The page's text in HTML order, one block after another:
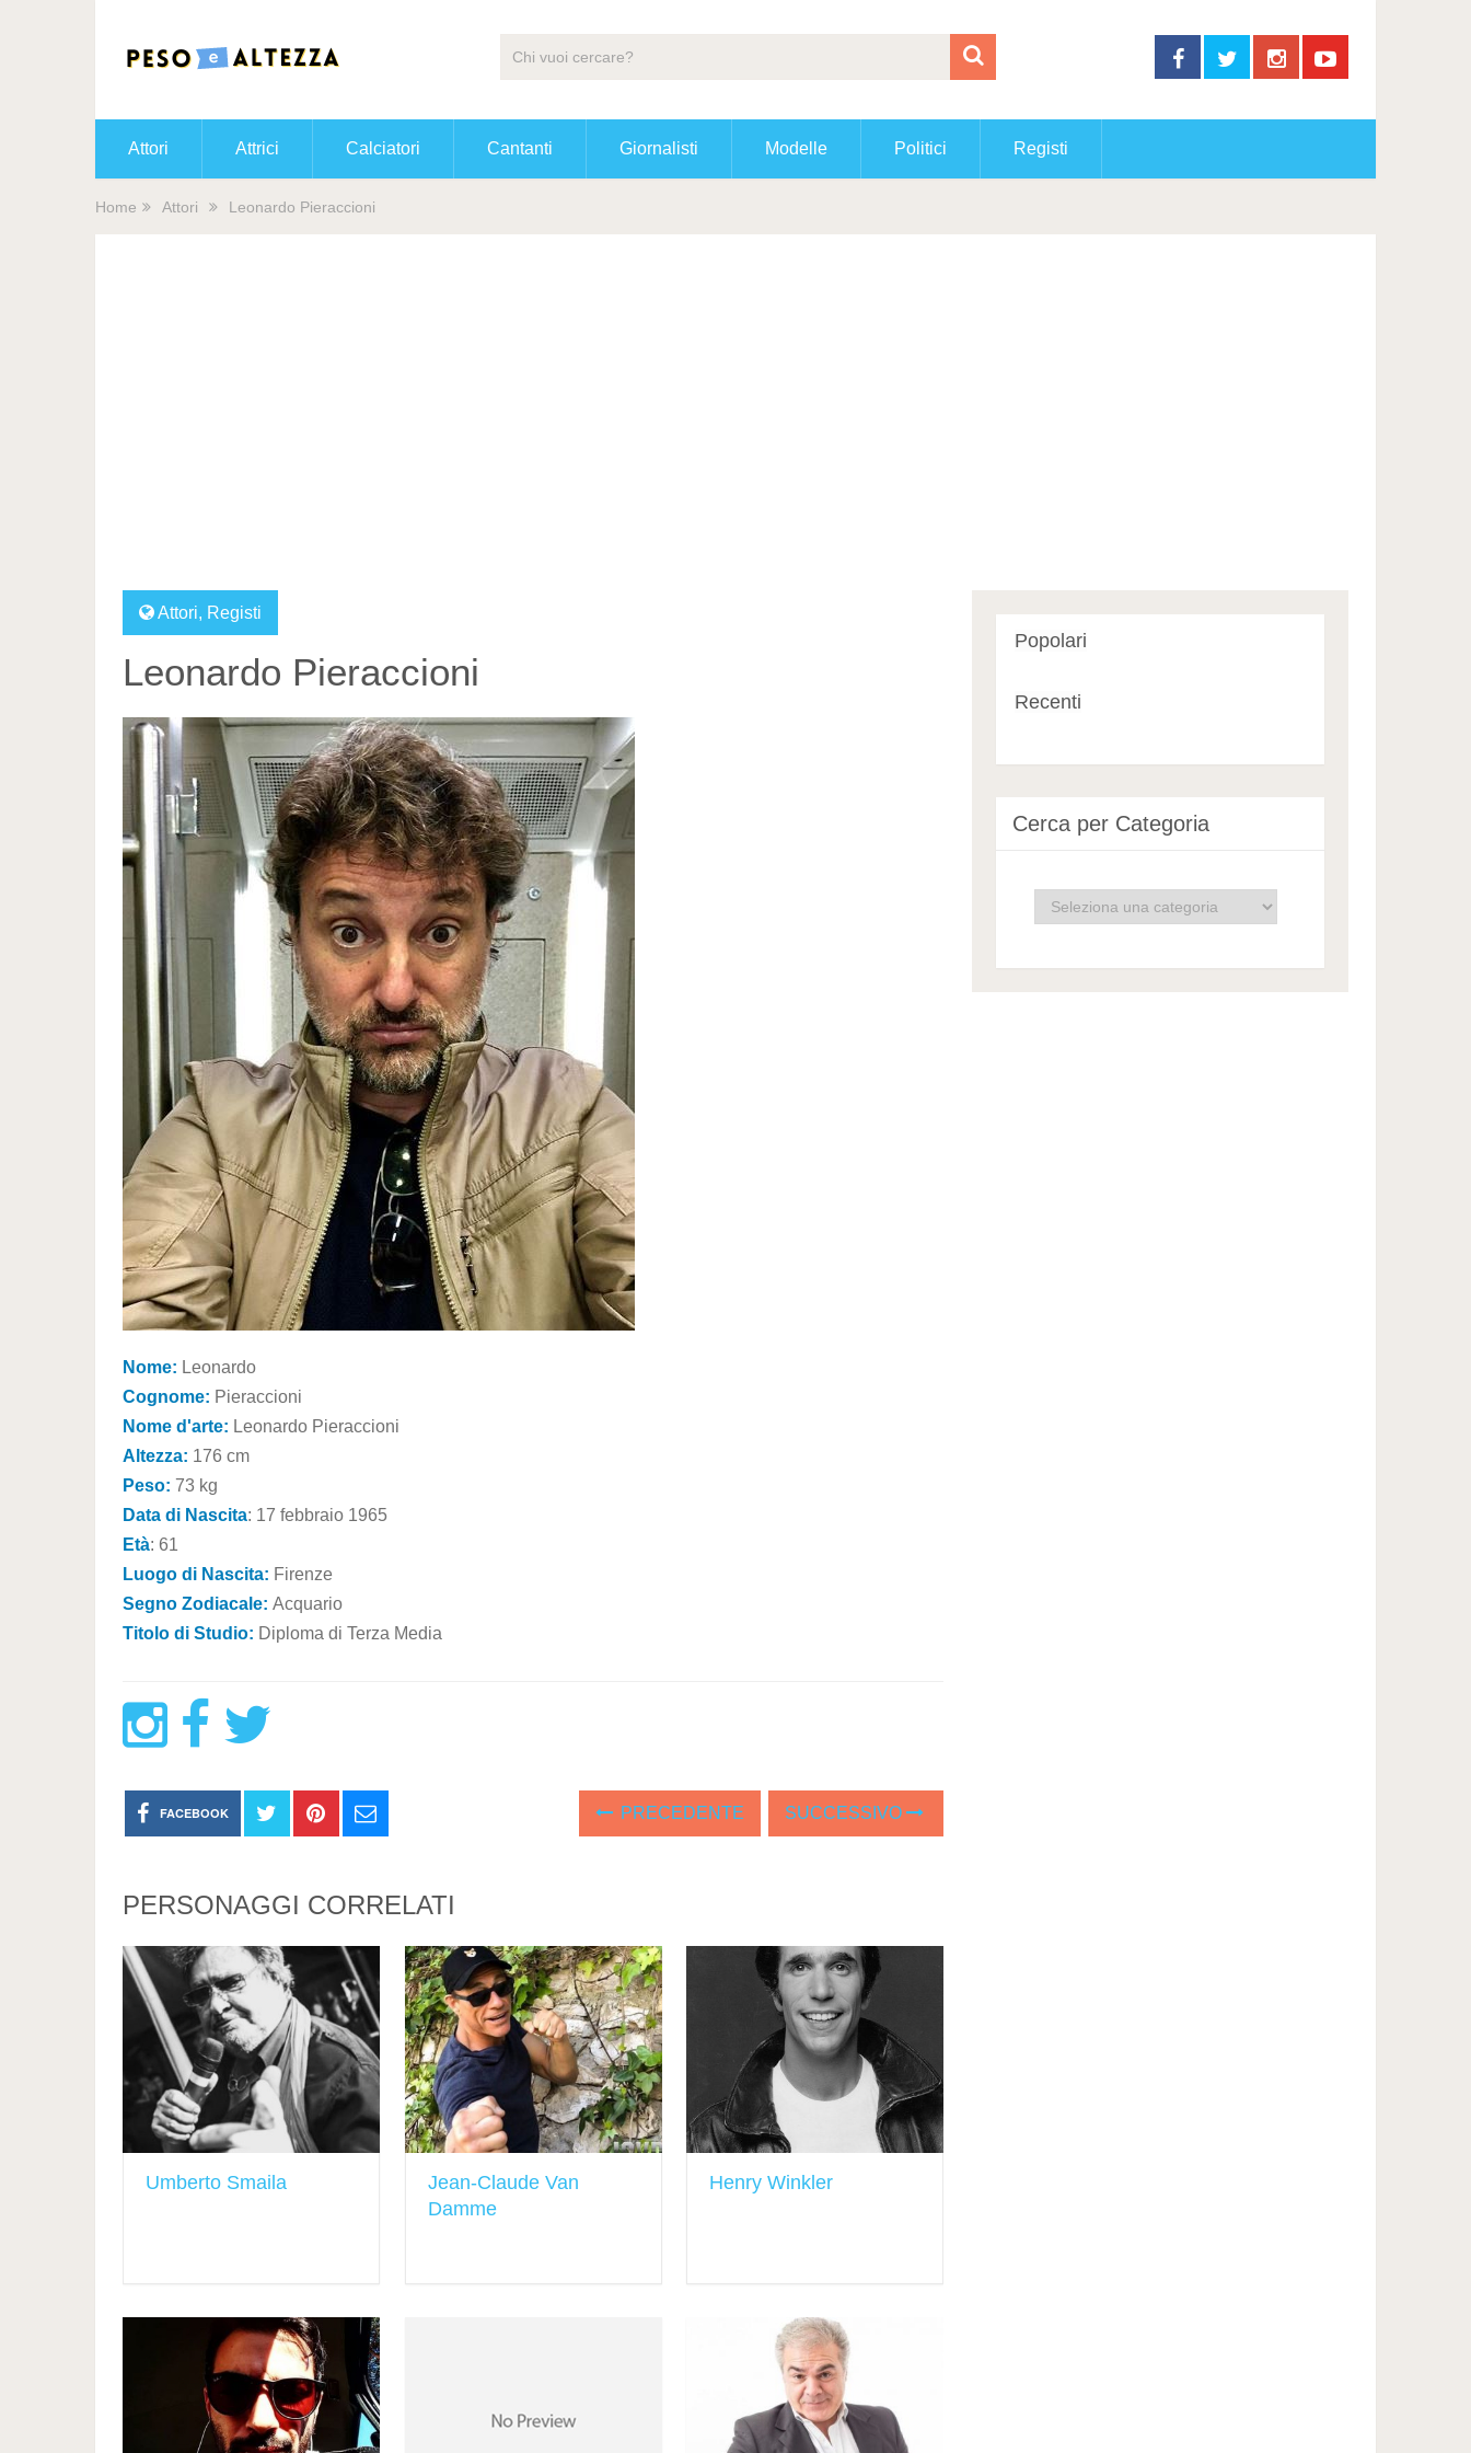
Attori Attrici Calciatori Cantanti Giornalisti Modelle Politici Registi
Home Attori Leonardo Pieraccioni
Attori, Registi
Leonardo Pieraccioni
Nome: Leonardo
Cognome: Pieraccioni
Nome d'arte: Leonardo Pieraccioni
Altezza: 176 cm
Peso: 73 kg
Data di Nascita: 17 febbraio 1965
Età: 61
Luogo di Nascita: Firenze
Segno Zodiacale: Acquario
Titolo di Studio: Diploma di Terza Media
FACEBOOK PRECEDENTE SUCCESSIVO
PERSONAGGI CORRELATI
Umberto Smaila
Jean-Claude Van
Damme
Henry Winkler
Popolari
Recenti
Cerca per Categoria
Cerca
per